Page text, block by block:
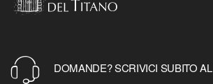
DOMANDE? SCRIVICI SUBITO AL